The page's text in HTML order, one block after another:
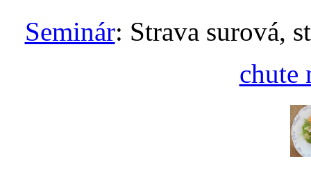
Seminár: Strava surová,
chute